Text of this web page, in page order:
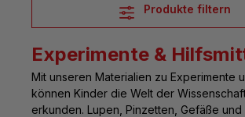
Produkte filtern
Experimente &
Mit unseren Materialien zu Experimente
können Kinder die Welt der
erkunden. Lupen, Pinzetten, Gefäße und